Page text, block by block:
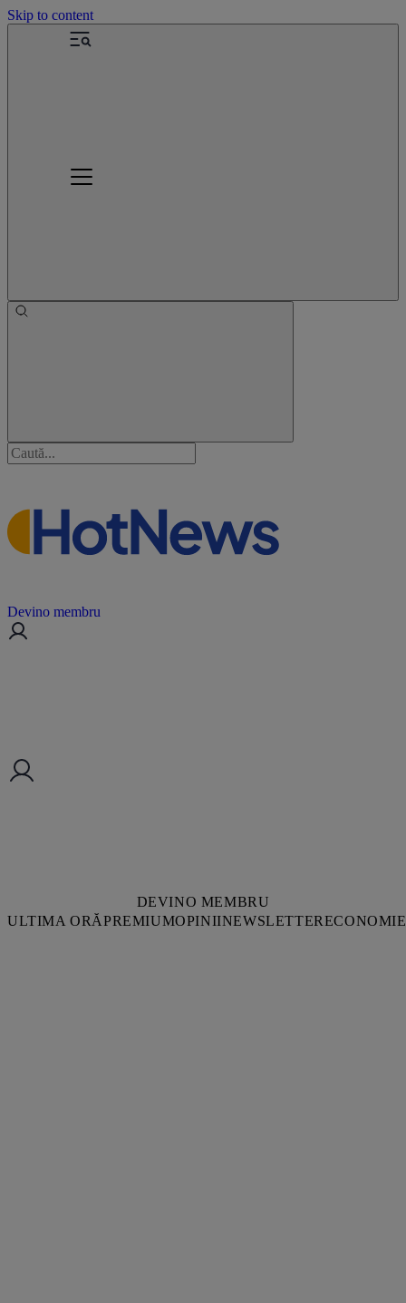
Skip to content
Devino membru
DEVINO MEMBRU
ULTIMA ORĂPREMIUMOPINIINEWSLETTERECONOMIE